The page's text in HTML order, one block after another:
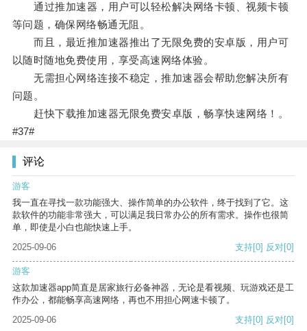
通过推加速器，用户可以轻松解决网络卡顿、视频卡顿
等问题，确保网络畅通无阻。
而且，最近推加速器推出了无限免费的安卓版，用户可
以随时随地免费使用，享受高速网络体验。
无需担心网络连接不稳定，推加速器会帮助您解决所有
问题。
赶快下载推加速器无限免费安卓版，畅享快速网络！。
#37#
评论
游客
我一直在寻找一款功能强大、操作简单的办公软件，终于找到了它。这
款软件的功能非常强大，可以满足我日常办公的所有需求。操作也很简
单，即使是小白也能快速上手。
2025-09-06
支持[0] 反对[0]
游客
这款加速器app简直是居家旅行必备神器，无论是看视频、玩游戏还是工
作办公，都能畅享高速网络，再也不用担心网速卡顿了。
2025-09-06
支持[0] 反对[0]